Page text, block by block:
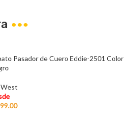
•••
Pasador de Cuero Eddie-2501 Color
West